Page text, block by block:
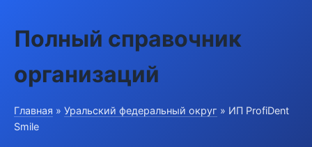
Полный справочник
организаций
Главная » Уральский федеральный округ » ИП ProfiDent
Smile